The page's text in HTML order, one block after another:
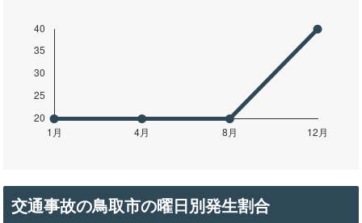
交通事故の鳥取市の曜日別発生割合